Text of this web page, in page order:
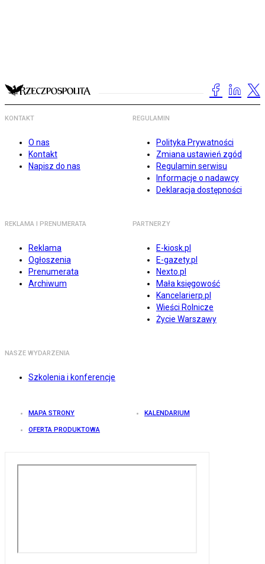
KONTAKT
O nas
Kontakt
Napisz do nas
REGULAMIN
Polityka Prywatności
Zmiana ustawień zgód
Regulamin serwisu
Informacje o nadawcy
Deklaracja dostępności
REKLAMA I PRENUMERATA
Reklama
Ogłoszenia
Prenumerata
Archiwum
PARTNERZY
E-kiosk.pl
E-gazety.pl
Nexto.pl
Mała księgowość
Kancelarierp.pl
Wieści Rolnicze
Życie Warszawy
NASZE WYDARZENIA
Szkolenia i konferencje
MAPA STRONY KALENDARIUM
OFERTA PRODUKTOWA